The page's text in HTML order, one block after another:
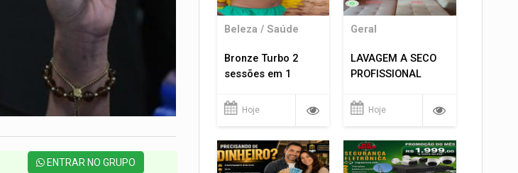
ENTRAR NO GRUPO
Beleza / Saúde
Bronze Turbo 2
sessões em 1
Hoje
Geral
LAVAGEM A SECO
PROFISSIONAL
Hoje